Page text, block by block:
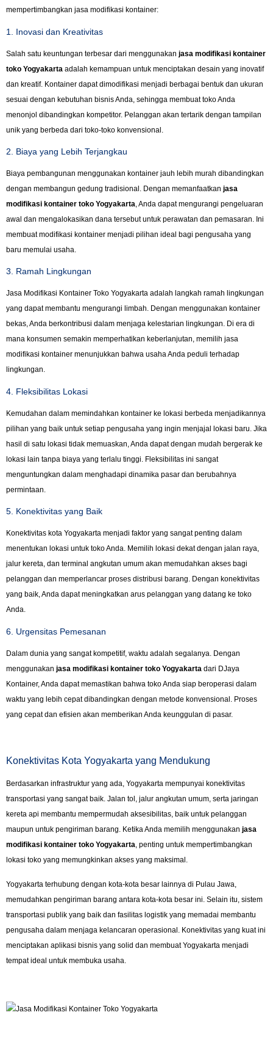
mempertimbangkan jasa modifikasi kontainer:
1. Inovasi dan Kreativitas
Salah satu keuntungan terbesar dari menggunakan jasa modifikasi kontainer
toko Yogyakarta adalah kemampuan untuk menciptakan desain yang inovatif
dan kreatif. Kontainer dapat dimodifikasi menjadi berbagai bentuk dan ukuran
sesuai dengan kebutuhan bisnis Anda, sehingga membuat toko Anda
menonjol dibandingkan kompetitor. Pelanggan akan tertarik dengan tampilan
unik yang berbeda dari toko-toko konvensional.
2. Biaya yang Lebih Terjangkau
Biaya pembangunan menggunakan kontainer jauh lebih murah dibandingkan
dengan membangun gedung tradisional. Dengan memanfaatkan jasa
modifikasi kontainer toko Yogyakarta, Anda dapat mengurangi pengeluaran
awal dan mengalokasikan dana tersebut untuk perawatan dan pemasaran. Ini
membuat modifikasi kontainer menjadi pilihan ideal bagi pengusaha yang
baru memulai usaha.
3. Ramah Lingkungan
Jasa Modifikasi Kontainer Toko Yogyakarta adalah langkah ramah lingkungan
yang dapat membantu mengurangi limbah. Dengan menggunakan kontainer
bekas, Anda berkontribusi dalam menjaga kelestarian lingkungan. Di era di
mana konsumen semakin memperhatikan keberlanjutan, memilih jasa
modifikasi kontainer menunjukkan bahwa usaha Anda peduli terhadap
lingkungan.
4. Fleksibilitas Lokasi
Kemudahan dalam memindahkan kontainer ke lokasi berbeda menjadikannya
pilihan yang baik untuk setiap pengusaha yang ingin menjajal lokasi baru. Jika
hasil di satu lokasi tidak memuaskan, Anda dapat dengan mudah bergerak ke
lokasi lain tanpa biaya yang terlalu tinggi. Fleksibilitas ini sangat
menguntungkan dalam menghadapi dinamika pasar dan berubahnya
permintaan.
5. Konektivitas yang Baik
Konektivitas kota Yogyakarta menjadi faktor yang sangat penting dalam
menentukan lokasi untuk toko Anda. Memilih lokasi dekat dengan jalan raya,
jalur kereta, dan terminal angkutan umum akan memudahkan akses bagi
pelanggan dan memperlancar proses distribusi barang. Dengan konektivitas
yang baik, Anda dapat meningkatkan arus pelanggan yang datang ke toko
Anda.
6. Urgensitas Pemesanan
Dalam dunia yang sangat kompetitif, waktu adalah segalanya. Dengan
menggunakan jasa modifikasi kontainer toko Yogyakarta dari DJaya
Kontainer, Anda dapat memastikan bahwa toko Anda siap beroperasi dalam
waktu yang lebih cepat dibandingkan dengan metode konvensional. Proses
yang cepat dan efisien akan memberikan Anda keunggulan di pasar.
Konektivitas Kota Yogyakarta yang Mendukung
Berdasarkan infrastruktur yang ada, Yogyakarta mempunyai konektivitas
transportasi yang sangat baik. Jalan tol, jalur angkutan umum, serta jaringan
kereta api membantu mempermudah aksesibilitas, baik untuk pelanggan
maupun untuk pengiriman barang. Ketika Anda memilih menggunakan jasa
modifikasi kontainer toko Yogyakarta, penting untuk mempertimbangkan
lokasi toko yang memungkinkan akses yang maksimal.
Yogyakarta terhubung dengan kota-kota besar lainnya di Pulau Jawa,
memudahkan pengiriman barang antara kota-kota besar ini. Selain itu, sistem
transportasi publik yang baik dan fasilitas logistik yang memadai membantu
pengusaha dalam menjaga kelancaran operasional. Konektivitas yang kuat ini
menciptakan aplikasi bisnis yang solid dan membuat Yogyakarta menjadi
tempat ideal untuk membuka usaha.